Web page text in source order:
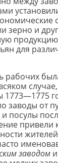
зерно и
для
рабочих
1773—1775
заводы от
посулы
привели
заводом